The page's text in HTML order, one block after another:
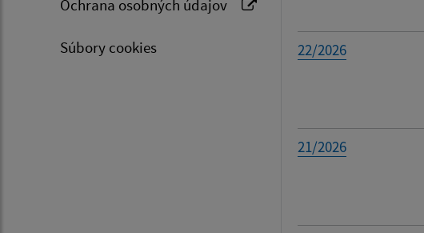
Ochrana osobných údajov
Súbory cookies 22/2026
21/2026